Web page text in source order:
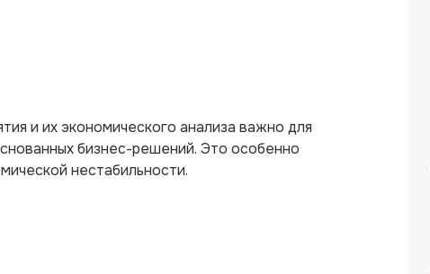
и их экономического анализа важно для
бизнес-решений. Это особенно
нестабильности.